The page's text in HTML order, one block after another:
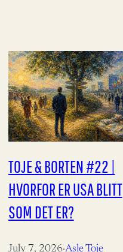
TOJE & BORTEN #22 |
HVORFOR ER USA BLITT
SOM DET ER?
July 7, 2026·Asle Toje